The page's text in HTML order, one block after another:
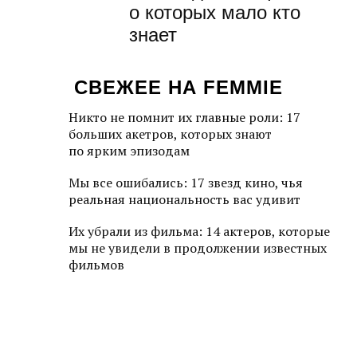
о которых мало кто
знает
СВЕЖЕЕ НА FEMMIE
Никто не помнит их главные роли: 17
больших акетров, которых знают
по ярким эпизодам
Мы все ошибались: 17 звезд кино, чья
реальная национальность вас удивит
Их убрали из фильма: 14 актеров, которые
мы не увидели в продолжении известных
фильмов